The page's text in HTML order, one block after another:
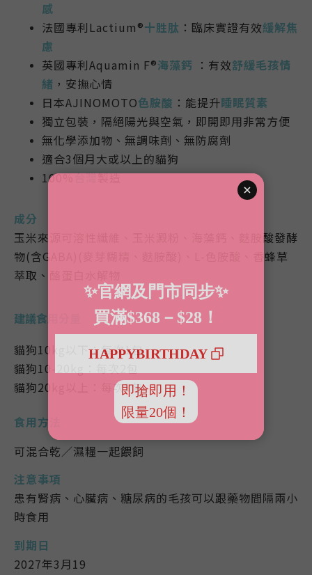
感
法國專利Lactium®十胜肽 ：臨床實證有效緩解焦
慮
英國專利Aquamin F®海藻鈣 ：有效舒緩毛孩情
緒 ，安撫心情
日本AJINOMOTO色胺酸 ：能提升睡眠質素
獨立包裝，隔絕陽光與空氣，即開即用非常方便
無化學添加物、無調味劑、無防腐劑
適合3個月大或以上的貓狗
100%台灣製造
成分
玉米來源可溶性纖維、玉米澱粉、海藻鈣、麩胺酸發酵
物(含GABA)(麥芽糊精、麩胺酸)、L-色胺酸、香蜂草
萃取、酪蛋白水解物
建議食用分量
貓狗10kg以下：每次1包
貓狗10-20kg：每次2包
貓狗20kg以上：每次3包
食用方法
可混合乾／濕糧一起餵飼
注意事項
患有腎病、心臟病、糖尿病的毛孩可以跟藥物間隔兩小
時食用
到期日
2027年3月19